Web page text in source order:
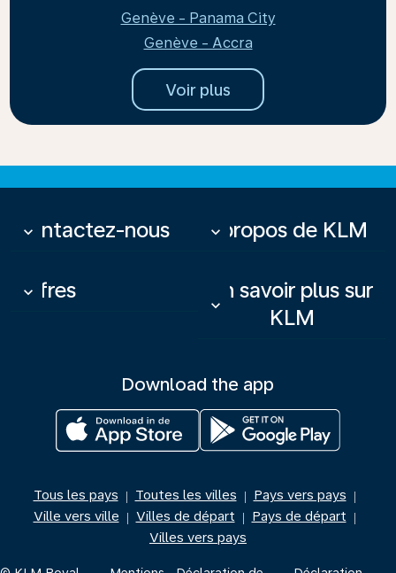
Genève - Panama City
Genève - Accra
Voir plus
Contactez-nous
keyboard_arrow_down À propos de KLM
keyboard_arrow_down
Offres
keyboard_arrow_down
En savoir plus sur
KLM
keyboard_arrow_down
Download the app
Tous les pays | Toutes les villes | Pays vers pays |
Ville vers ville | Villes de départ | Pays de départ |
Villes vers pays